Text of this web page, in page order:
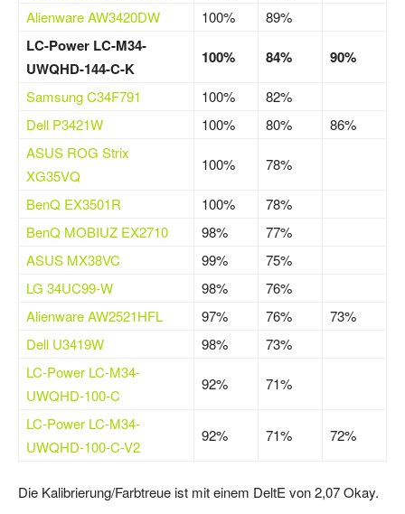
Alienware AW3420DW
100% 89%
LC-Power LC-M34-
UWQHD-144-C-K
100% 84% 90%
Samsung C34F791 100%
82%
Dell P3421W
100% 80%
86%
ASUS ROG Strix
XG35VQ
100% 78%
BenQ EX3501R 100%
78%
BenQ MOBIUZ EX2710
98%
77%
ASUS MX38VC
99%
75%
LG 34UC99-W
98%
76%
Alienware AW2521HFL
97% 76%
73%
Dell U3419W
98%
73%
LC-Power LC-M34-
UWQHD-100-C
92% 71%
LC-Power LC-M34-
UWQHD-100-C-V2
92% 71% 72%
Die Kalibrierung/Farbtreue ist mit einem DeltE von 2,07 Okay.